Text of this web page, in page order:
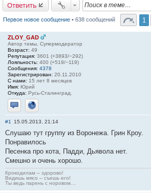
Ответить
Первое новое сообщение • 638 сообщений 1
ZLOY_GAD
Автор темы, Супермодератор
Возраст: 49
Репутация: 3601 (+3893/−292)
Лояльность: 400 (+519/−119)
Сообщения: 4378
Зарегистрирован: 20.11.2010
С нами: 15 лет 8 месяцев
Имя: Юрий
Откуда: Русь-Сталинград.
Отправить личное сообщение
Сайт
#1 15.05.2013, 21:14
Слушаю тут группу из Воронежа. Грин Кроу.
Понравилось
Песенка про кота, Падди, Дьявола нет.
Смешно и очень хорошо.
Крокодилам – здорово!
Видишь мясо – съешь его!
Ты ведь парень с норовом…